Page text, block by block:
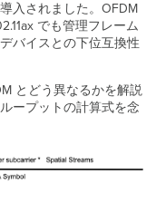
入されました。OFDM
でも管理フレーム
バイスとの下位互換性
とどう異なるかを解説
ープットの計算式を念